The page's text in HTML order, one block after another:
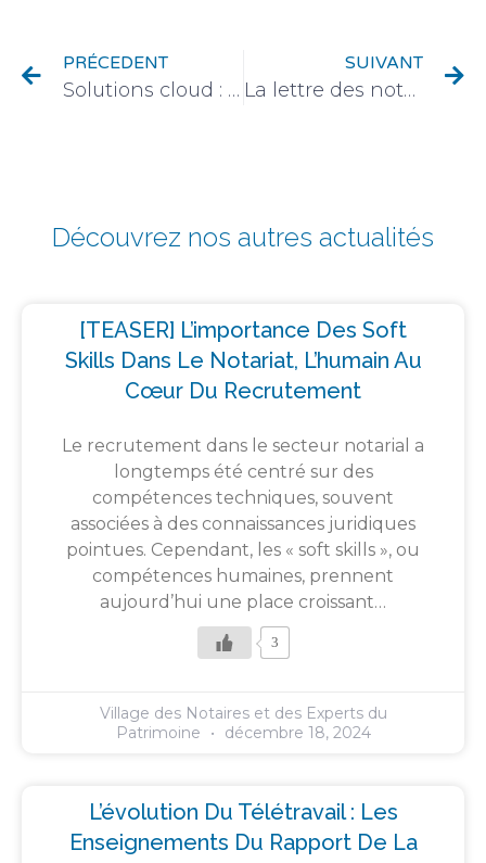
PRÉCEDENT
Solutions cloud : Adista propose de repenser les réseaux télécoms des notaires.
SUIVANT
La lettre des notaires de France dans le monde / N°58
Découvrez nos autres actualités
[TEASER] L’importance Des Soft
Skills Dans Le Notariat, L’humain Au
Cœur Du Recrutement
Le recrutement dans le secteur notarial a
longtemps été centré sur des
compétences techniques, souvent
associées à des connaissances juridiques
pointues. Cependant, les « soft skills », ou
compétences humaines, prennent
aujourd’hui une place croissant…
3
Village des Notaires et des Experts du
Patrimoine
décembre 18, 2024
L’évolution Du Télétravail : Les
Enseignements Du Rapport De La